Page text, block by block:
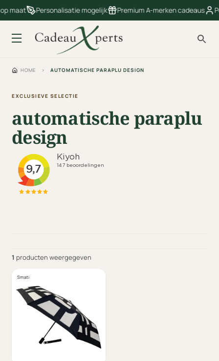
maat Personalisatie mogelijk Premium A-merken cadeaus
HOME › AUTOMATISCHE PARAPLU DESIGN
EXCLUSIEVE SELECTIE
automatische paraplu
design
1 producten weergegeven
Smati